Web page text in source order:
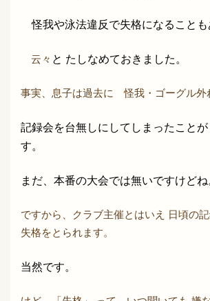
怪我や泳法違反で失格になることも
云々 と たしなめておきました。
事実、息子は過去に 怪我・ゴーグル外
記録会を台無しにしてしまったことが
す。
まだ、本番の大会では無いですけどね
ですから、クラブ主催とはいえ 日頃の
失格をとられます。
当然です。